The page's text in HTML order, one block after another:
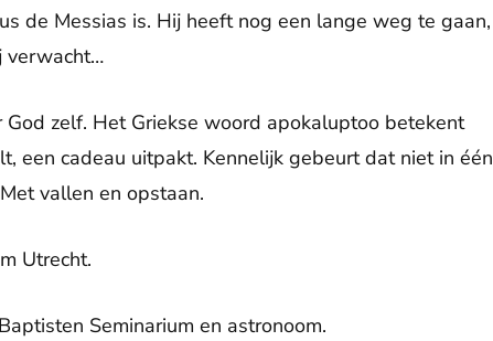
de Messias is. Hij heeft nog een lange weg te gaan,
verwacht…
God zelf. Het Griekse woord apokaluptoo betekent
een cadeau uitpakt. Kennelijk gebeurt dat niet in één
vallen en opstaan.
Utrecht.
Seminarium en astronoom.